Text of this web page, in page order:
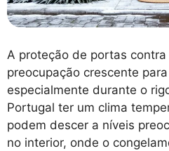
A proteção de portas
preocupação crescente
especialmente durante o
Portugal ter um clima
podem descer a níveis
no interior, onde o